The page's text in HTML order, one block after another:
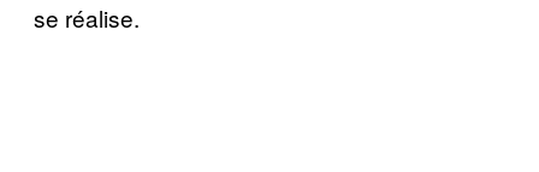
se réalise.